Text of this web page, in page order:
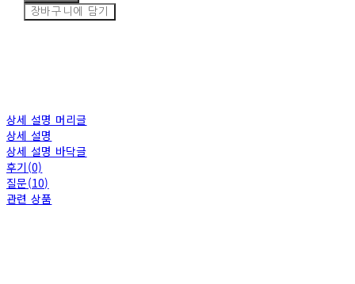
장바구니에 담기
상세 설명 머리글
상세 설명
상세 설명 바닥글
후기(0)
질문(10)
관련 상품